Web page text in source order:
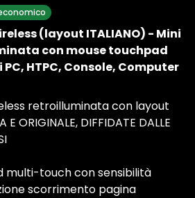
(layout ITALIANO) - Mini
con mouse touchpad
HTPC, Console, Computer
retroilluminata con layout
E ORIGINALE, DIFFIDATE DALLE
multi-touch con sensibilità
scorrimento pagina